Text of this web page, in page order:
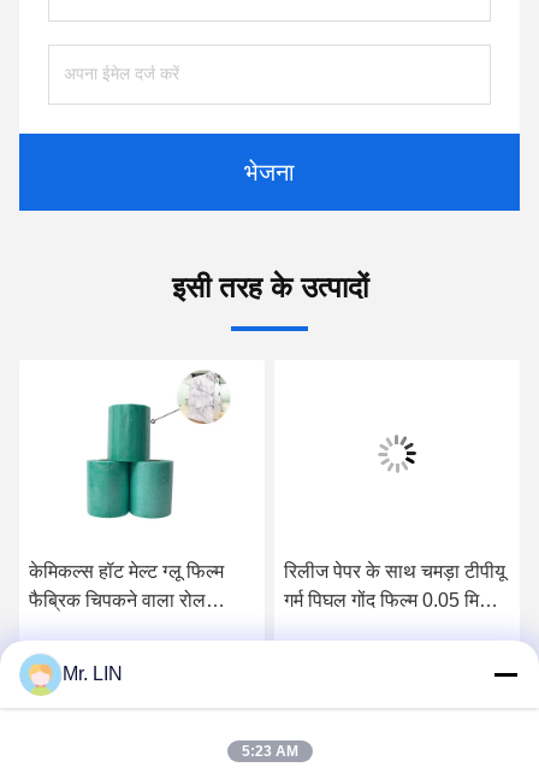
भेजना
इसी तरह के उत्पादों
केमिकल्स हॉट मेल्ट ग्लू फिल्म
फैब्रिक चिपकने वाला रोल
Ipad केस के लिए:
सर्वोत्तम मूल्य प्राप्त करें
रिलीज पेपर के साथ चमड़ा टीपीयू
गर्म पिघल गोंद फिल्म 0.05 मिमी
Mr. LIN
5:23 AM